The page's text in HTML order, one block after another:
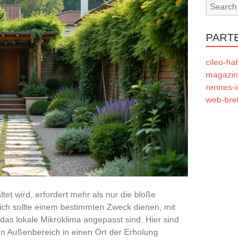
wird, erfordert mehr als nur die bloße
sollte einem bestimmten Zweck dienen, mit
lokale Mikroklima angepasst sind. Hier sind
Außenbereich in einen Ort der Erholung
cileo-
rennes-
web-